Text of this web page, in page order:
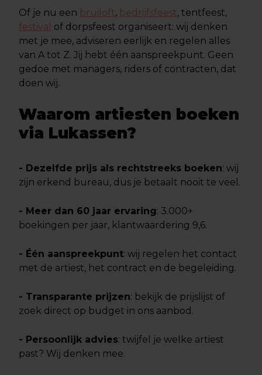
Of je nu een bruiloft, bedrijfsfeest, tentfeest,
festival of dorpsfeest organiseert: wij denken
met je mee, adviseren eerlijk en regelen alles
van A tot Z. Jij hebt één aanspreekpunt. Geen
gedoe met managers, riders of contracten, dat
doen wij.
Waarom artiesten boeken
via Lukassen?
- Dezelfde prijs als rechtstreeks boeken: wij
zijn erkend bureau, dus je betaalt nooit te veel.
- Meer dan 60 jaar ervaring: 3.000+
boekingen per jaar, klantwaardering 9,6.
- Één aanspreekpunt: wij regelen het contact
met de artiest, het contract en de begeleiding.
- Transparante prijzen: bekijk de prijslijst of
zoek direct op budget in ons aanbod.
- Persoonlijk advies: twijfel je welke artiest
past? Wij denken mee.